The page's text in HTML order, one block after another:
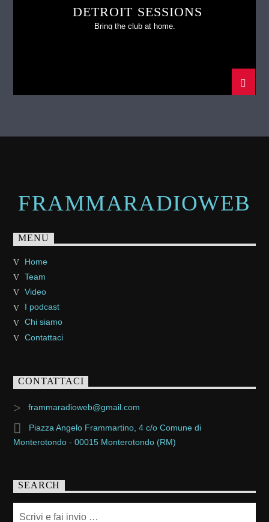
DETROIT SESSIONS
Bring the club at home.
FRAMMARADIOWEB
MENU
Home
Team
Video
I podcast
Chi siamo
Contattaci
CONTATTACI
frammaradioweb@gmail.com
Piazza Angelo Frammartino, 4 c/o Comune di
Monterotondo - 00015 Monterotondo (RM)
SEARCH